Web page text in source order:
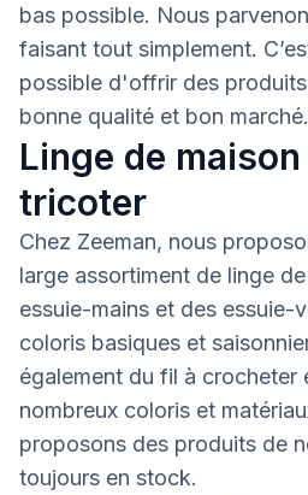
bas possible. Nous
faisant tout simplement.
possible d'offrir des
bonne qualité et bon marché.
Linge de
tricoter
Chez Zeeman, nous
large assortiment de linge
essuie-mains et des essuie-
coloris basiques et
également du fil à crocheter
nombreux coloris et
proposons des produits de
toujours en stock.